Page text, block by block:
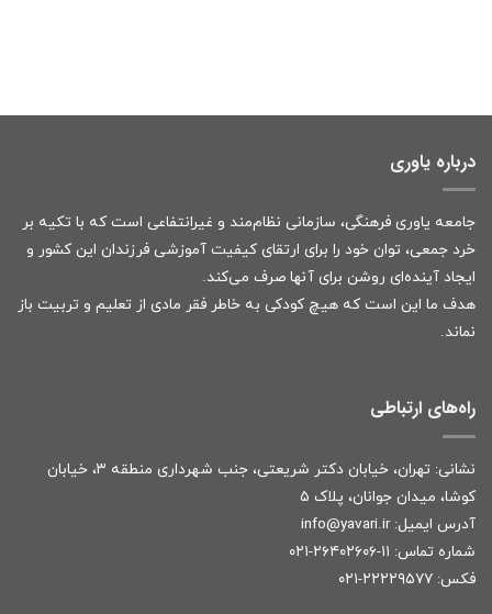
درباره یاوری
جامعه یاوری فرهنگی، سازمانی نظام‌مند و غیرانتفاعی است که با تکیه بر
خرد جمعی، توان خود را برای ارتقای کیفیت آموزشی فرزندان این کشور و
ایجاد آینده‌ای روشن برای آنها صرف می‌کند.
هدف ما این است که هیچ کودکی به خاطر فقر مادی از تعلیم و تربیت باز
نماند.
راه‌های ارتباطی
نشانی: تهران، خیابان دکتر شریعتی، جنب شهرداری منطقه ۳، خیابان
کوشا، میدان جوانان، پلاک ۵
آدرس ایمیل: info@yavari.ir
شماره تماس: ۱۱-۲۶۴۰۲۶۰۶-۰۲۱
فکس: ۲۲۲۲۹۵۷۷-۰۲۱